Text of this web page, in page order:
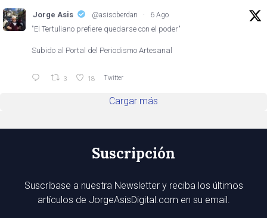
Jorge Asis @asisoberdan · 6 Ago
"El Tertuliano prefiere quedarse con el poder"
Subido al Portal del Periodismo Artesanal
3 18 Twitter
Cargar más
Suscripción
Suscríbase a nuestra Newsletter y reciba los últimos
artículos de JorgeAsisDigital.com en su email.